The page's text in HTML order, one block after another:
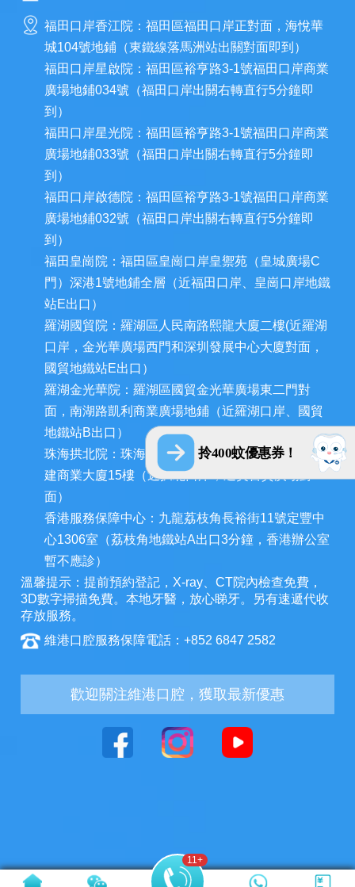
拎400蚊優惠券！
福田口岸香江院：福田區福田口岸正對面，海悅華
城104號地鋪（東鐵線落馬洲站出關對面即到）
福田口岸星啟院：福田區裕亨路3-1號福田口岸商業
廣場地鋪034號（福田口岸出關右轉直行5分鐘即
到）
福田口岸星光院：福田區裕亨路3-1號福田口岸商業
廣場地鋪033號（福田口岸出關右轉直行5分鐘即
到）
福田口岸啟德院：福田區裕亨路3-1號福田口岸商業
廣場地鋪032號（福田口岸出關右轉直行5分鐘即
到）
福田皇崗院：福田區皇崗口岸皇禦苑（皇城廣場C
門）深港1號地鋪全層（近福田口岸、皇崗口岸地鐵
站E出口）
羅湖國貿院：羅湖區人民南路熙龍大廈二樓(近羅湖
口岸，金光華廣場西門和深圳發展中心大廈對面，
國貿地鐵站E出口）
羅湖金光華院：羅湖區國貿金光華廣場東二門對
面，南湖路凱利商業廣場地鋪（近羅湖口岸、國貿
地鐵站B出口）
珠海拱北院：珠海市香洲區拱北迎賓南路1155號中
建商業大廈15樓（近拱北口岸，迎賓百貨廣場對
面）
香港服務保障中心：九龍荔枝角長裕街11號定豐中
心1306室（荔枝角地鐵站A出口3分鐘，香港辦公室
暫不應診）
溫馨提示：提前預約登記，X-ray、CT院內檢查免費，
3D數字掃描免費。本地牙醫，放心睇牙。另有速遞代收
存放服務。
維港口腔服務保障電話：+852 6847 2582
歡迎關注維港口腔，獲取最新優惠
11+